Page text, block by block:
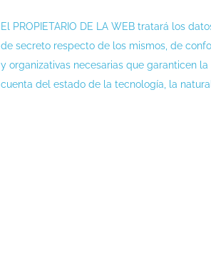
El PROPIETARIO DE LA WEB tratará los
de secreto respecto de los mismos, de
y organizativas necesarias que garanticen
cuenta del estado de la tecnología, la